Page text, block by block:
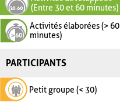
(Entre 30 et 60 minutes)
Activités élaborées (> 60
minutes)
PARTICIPANTS
Petit groupe (< 30)